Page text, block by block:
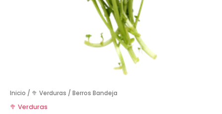
Inicio / 🥦 Verduras / Berros Bandeja
🥦 Verduras